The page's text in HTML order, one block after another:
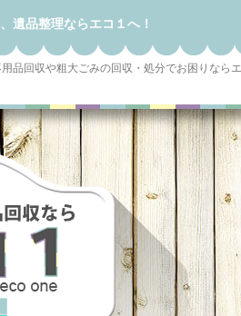
遺品整理ならエコ１へ！
回収や粗大ごみの回収・処分でお困りならエ